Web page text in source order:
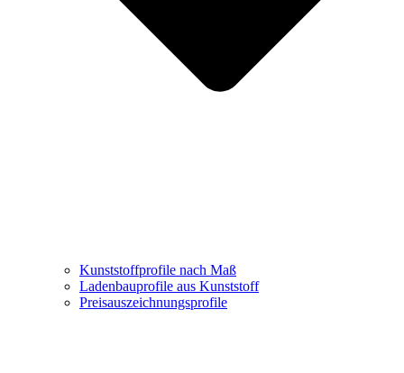
Kunststoffprofile nach Maß
Ladenbauprofile aus Kunststoff
Preisauszeichnungsprofile